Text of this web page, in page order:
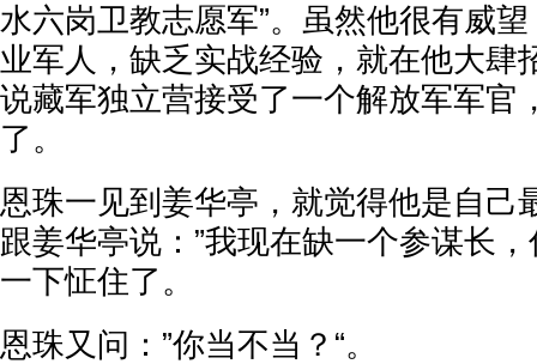
水六岗卫教志愿军”。虽然他很有威
业军人，缺乏实战经验，就在他大肆
说藏军独立营接受了一个解放军军官
了。
恩珠一见到姜华亭，就觉得他是自己
跟姜华亭说：”我现在缺一个参谋长
一下怔住了。
恩珠又问：”你当不当？“。